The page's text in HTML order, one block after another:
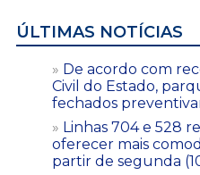
ÚLTIMAS NOTÍCIAS
De acordo com
Civil do Estado,
fechados
Linhas 704 e 528
oferecer mais
partir de segunda